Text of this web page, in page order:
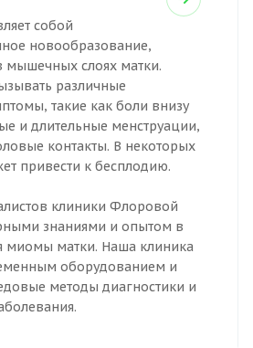
собой
новообразование,
мышечных слоях матки.
различные
такие как боли внизу
и длительные менструации,
контакты. В некоторых
привести к бесплодию.
клиники Флоровой
знаниями и опытом в
миомы матки. Наша клиника
оборудованием и
методы диагностики и